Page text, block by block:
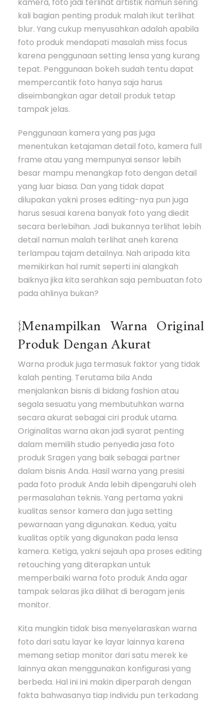
kamera, foto jadi terlihat artistik namun sering
kali bagian penting produk malah ikut terlihat
blur. Yang cukup menyusahkan adalah apabila
foto produk mendapati masalah miss focus
karena penggunaan setting lensa yang kurang
tepat. Penggunaan bokeh sudah tentu dapat
mempercantik foto hanya saja harus
diseimbangkan agar detail produk tetap
tampak jelas.
Penggunaan kamera yang pas juga
menentukan ketajaman detail foto, kamera full
frame atau yang mempunyai sensor lebih
besar mampu menangkap foto dengan detail
yang luar biasa. Dan yang tidak dapat
dilupakan yakni proses editing-nya pun juga
harus sesuai karena banyak foto yang diedit
secara berlebihan. Jadi bukannya terlihat lebih
detail namun malah terlihat aneh karena
terlampau tajam detailnya. Nah aripada kita
memikirkan hal rumit seperti ini alangkah
baiknya jika kita serahkan saja pembuatan foto
pada ahlinya bukan?
{Menampilkan Warna Original
Produk Dengan Akurat
Warna produk juga termasuk faktor yang tidak
kalah penting. Terutama bila Anda
menjalankan bisnis di bidang fashion atau
segala sesuatu yang membutuhkan warna
secara akurat sebagai ciri produk utama.
Originalitas warna akan jadi syarat penting
dalam memilih studio penyedia jasa foto
produk Sragen yang baik sebagai partner
dalam bisnis Anda. Hasil warna yang presisi
pada foto produk Anda lebih dipengaruhi oleh
permasalahan teknis. Yang pertama yakni
kualitas sensor kamera dan juga setting
pewarnaan yang digunakan. Kedua, yaitu
kualitas optik yang digunakan pada lensa
kamera. Ketiga, yakni sejauh apa proses editing
retouching yang diterapkan untuk
memperbaiki warna foto produk Anda agar
tampak selaras jika dilihat di beragam jenis
monitor.
Kita mungkin tidak bisa menyelaraskan warna
foto dari satu layar ke layar lainnya karena
memang setiap monitor dari satu merek ke
lainnya akan menggunakan konfigurasi yang
berbeda. Hal ini ini makin diperparah dengan
fakta bahwasanya tiap individu pun terkadang